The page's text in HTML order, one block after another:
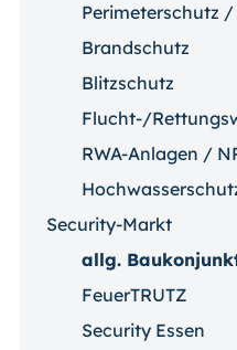
Perimeterschutz
Brandschutz
Blitzschutz
Flucht-/
RWA-Anlagen /
Security-Markt
allg.
FeuerTRUTZ
Security Essen